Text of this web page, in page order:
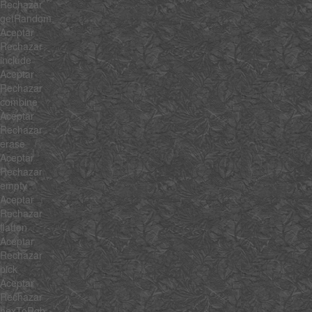
Rechazar
getRandom
Aceptar
Rechazar
include
Aceptar
Rechazar
combine
Aceptar
Rechazar
erase
Aceptar
Rechazar
empty
Aceptar
Rechazar
flatten
Aceptar
Rechazar
pick
Aceptar
Rechazar